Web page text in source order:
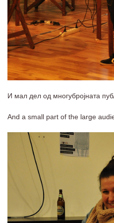
И мал дел од многубројната
And a small part of the large